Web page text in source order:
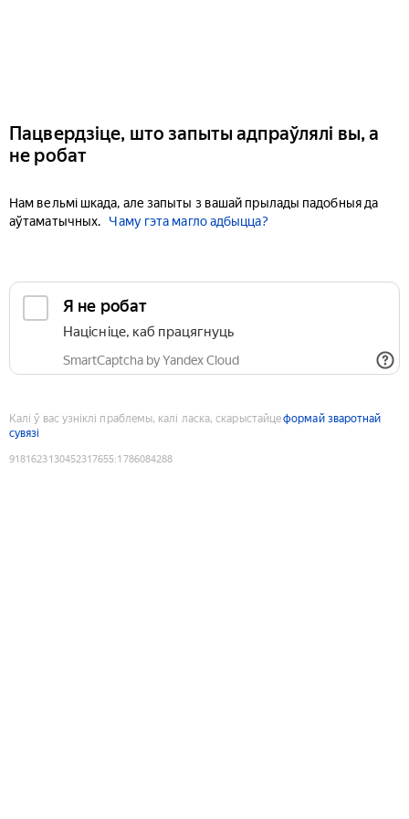
Пацвердзіце, што запыты адпраўлялі вы, а
не робат
Нам вельмі шкада, але запыты з вашай прылады падобныя да
аўтаматычных.
Чаму гэта магло адбыцца?
Я не робат
Націсніце, каб працягнуць
SmartCaptcha by Yandex Cloud
Калі ў вас узніклі праблемы, калі ласка, скарыстайцеформай зваротнай
сувязі
9181623130452317655:1786084288